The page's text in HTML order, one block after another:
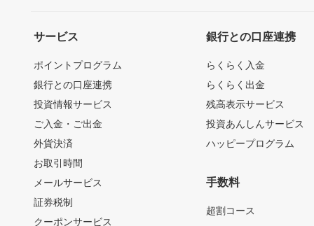
サービス
ポイントプログラム
銀行との口座連携
投資情報サービス
ご入金・ご出金
外貨決済
お取引時間
メールサービス
証券税制
クーポンサービス
銀行との口座連携
らくらく入金
らくらく出金
残高表示サービス
投資あんしんサービス
ハッピープログラム
手数料
超割コース